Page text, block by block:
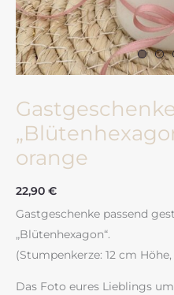
Gastgeschenke
orange
22,90 €
Gastgeschenke passend
„Blütenhexagon“.
(Stumpenkerze: 12 cm
Das Foto eures Lieblings